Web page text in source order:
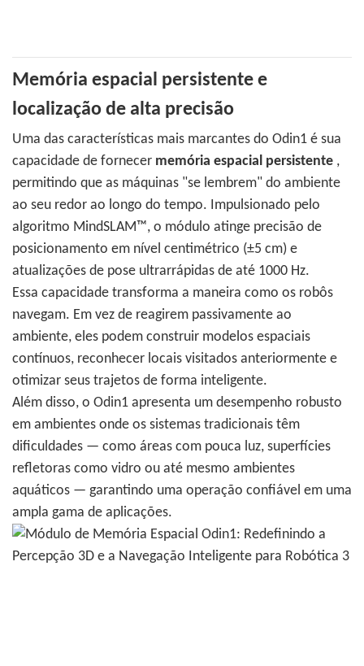
Memória espacial persistente e
localização de alta precisão
Uma das características mais marcantes do Odin1 é sua
capacidade de fornecer memória espacial persistente ,
permitindo que as máquinas "se lembrem" do ambiente
ao seu redor ao longo do tempo. Impulsionado pelo
algoritmo MindSLAM™, o módulo atinge precisão de
posicionamento em nível centimétrico (±5 cm) e
atualizações de pose ultrarrápidas de até 1000 Hz.
Essa capacidade transforma a maneira como os robôs
navegam. Em vez de reagirem passivamente ao
ambiente, eles podem construir modelos espaciais
contínuos, reconhecer locais visitados anteriormente e
otimizar seus trajetos de forma inteligente.
Além disso, o Odin1 apresenta um desempenho robusto
em ambientes onde os sistemas tradicionais têm
dificuldades — como áreas com pouca luz, superfícies
refletoras como vidro ou até mesmo ambientes
aquáticos — garantindo uma operação confiável em uma
ampla gama de aplicações.